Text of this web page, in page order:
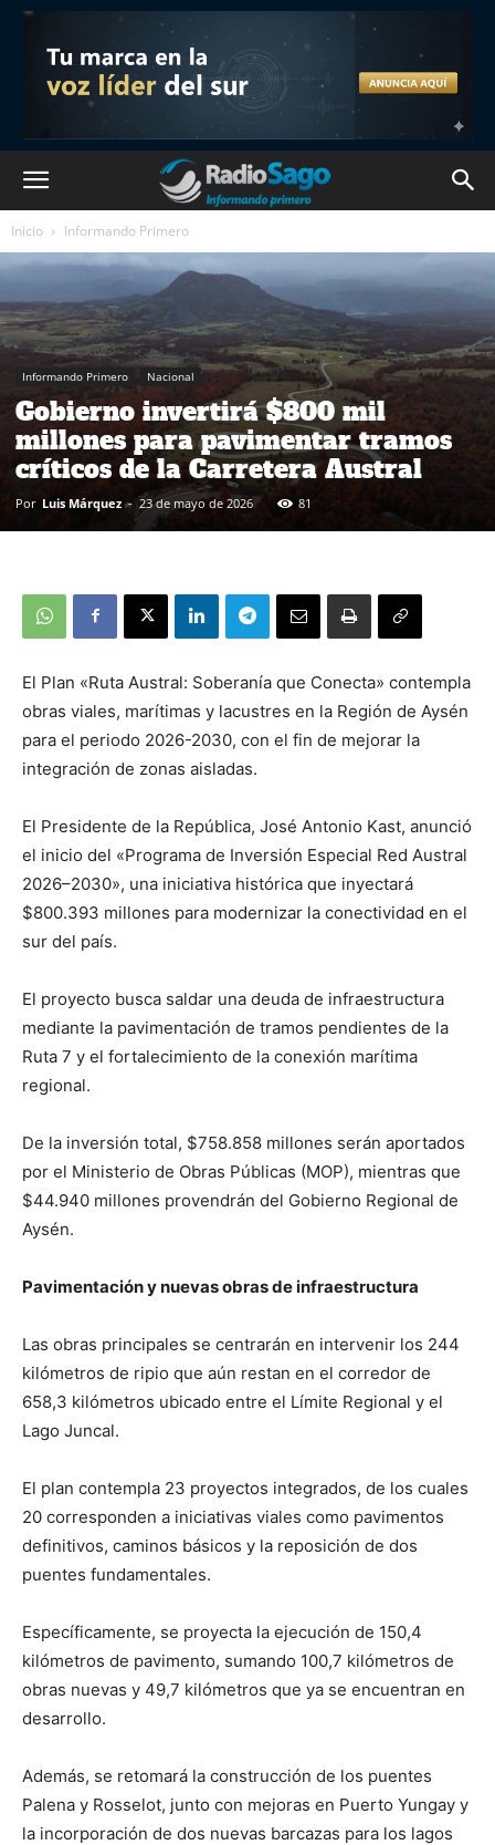
Inicio Informando Primero
Informando Primero Nacional
Gobierno invertirá $800 mil
millones para pavimentar tramos
críticos de la Carretera Austral
Por Luis Márquez - 23 de mayo de 2026 81
El Plan «Ruta Austral: Soberanía que Conecta» contempla
obras viales, marítimas y lacustres en la Región de Aysén
para el periodo 2026-2030, con el fin de mejorar la
integración de zonas aisladas.
El Presidente de la República, José Antonio Kast, anunció
el inicio del «Programa de Inversión Especial Red Austral
2026–2030», una iniciativa histórica que inyectará
$800.393 millones para modernizar la conectividad en el
sur del país.
El proyecto busca saldar una deuda de infraestructura
mediante la pavimentación de tramos pendientes de la
Ruta 7 y el fortalecimiento de la conexión marítima
regional.
De la inversión total, $758.858 millones serán aportados
por el Ministerio de Obras Públicas (MOP), mientras que
$44.940 millones provendrán del Gobierno Regional de
Aysén.
Pavimentación y nuevas obras de infraestructura
Las obras principales se centrarán en intervenir los 244
kilómetros de ripio que aún restan en el corredor de
658,3 kilómetros ubicado entre el Límite Regional y el
Lago Juncal.
El plan contempla 23 proyectos integrados, de los cuales
20 corresponden a iniciativas viales como pavimentos
definitivos, caminos básicos y la reposición de dos
puentes fundamentales.
Específicamente, se proyecta la ejecución de 150,4
kilómetros de pavimento, sumando 100,7 kilómetros de
obras nuevas y 49,7 kilómetros que ya se encuentran en
desarrollo.
Además, se retomará la construcción de los puentes
Palena y Rosselot, junto con mejoras en Puerto Yungay y
la incorporación de dos nuevas barcazas para los lagos